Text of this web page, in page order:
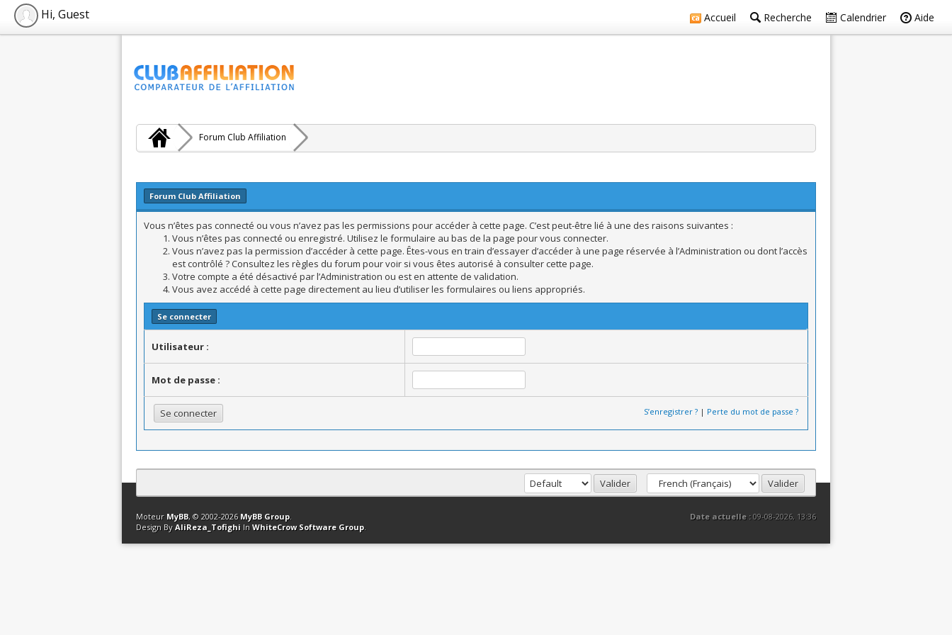
Accueil Recherche Calendrier Aide
Hi, Guest
Forum Club Affiliation
Forum Club Affiliation
Vous n’êtes pas connecté ou vous n’avez pas les permissions pour accéder à cette page. C’est peut-être lié à une des raisons suivantes :
Vous n’êtes pas connecté ou enregistré. Utilisez le formulaire au bas de la page pour vous connecter.
Vous n’avez pas la permission d’accéder à cette page. Êtes-vous en train d’essayer d’accéder à une page réservée à l’Administration ou dont l’accès
est contrôlé ? Consultez les règles du forum pour voir si vous êtes autorisé à consulter cette page.
Votre compte a été désactivé par l’Administration ou est en attente de validation.
Vous avez accédé à cette page directement au lieu d’utiliser les formulaires ou liens appropriés.
Se connecter
Utilisateur :
Mot de passe :
S’enregistrer ? | Perte du mot de passe ?
Contact Club Affiliation Retourner en haut Version bas-débit (Archivé) Syndication RSS
Date actuelle :09-08-2026, 13:36
Moteur MyBB, © 2002-2026 MyBB Group.
Design By AliReza_Tofighi In WhiteCrow Software Group.